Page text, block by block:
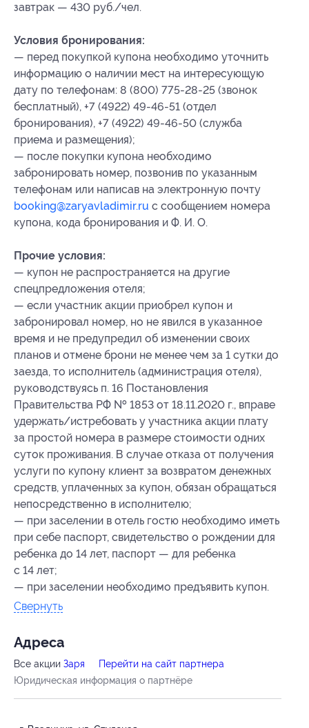
завтрак — 430 руб./чел.
Условия бронирования:
— перед покупкой купона необходимо уточнить
информацию о наличии мест на интересующую
дату по телефонам: 8 (800) 775-28-25 (звонок
бесплатный), +7 (4922) 49-46-51 (отдел
бронирования), +7 (4922) 49-46-50 (служба
приема и размещения);
— после покупки купона необходимо
забронировать номер, позвонив по указанным
телефонам или написав на электронную почту
booking@zaryavladimir.ru с сообщением номера
купона, кода бронирования и Ф. И. О.
Прочие условия:
— купон не распространяется на другие
спецпредложения отеля;
— если участник акции приобрел купон и
забронировал номер, но не явился в указанное
время и не предупредил об изменении своих
планов и отмене брони не менее чем за 1 сутки до
заезда, то исполнитель (администрация отеля),
руководствуясь п. 16 Постановления
Правительства РФ № 1853 от 18.11.2020 г., вправе
удержать/истребовать у участника акции плату
за простой номера в размере стоимости одних
суток проживания. В случае отказа от получения
услуги по купону клиент за возвратом денежных
средств, уплаченных за купон, обязан обращаться
непосредственно в исполнителю;
— при заселении в отель гостю необходимо иметь
при себе паспорт, свидетельство о рождении для
ребенка до 14 лет, паспорт — для ребенка
с 14 лет;
— при заселении необходимо предъявить купон.
Свернуть
Адресa
Все акции Заря
Перейти на сайт партнера
Юридическая информация о партнёре